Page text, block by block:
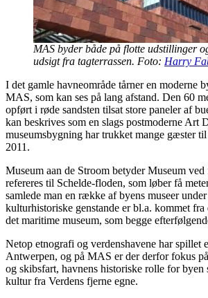
MAS byder både på flotte udstillinger
udsigt fra tagterrassen. Foto: Harry
I det gamle havneområde tårner en moderne
MAS, som kan ses på lang afstand. Den 60
opført i røde sandsten tilsat store paneler af
kan beskrives som en slags postmoderne Art
museumsbygning har trukket mange gæster
2011.
Museum aan de Stroom betyder Museum
refereres til Schelde-floden, som løber få
samlede man en række af byens museer
kulturhistoriske genstande er bl.a. kommet
det maritime museum, som begge
Netop etnografi og verdenshavene har spillet
Antwerpen, og på MAS er der derfor fokus
og skibsfart, havnens historiske rolle for byen
kultur fra Verdens fjerne egne.